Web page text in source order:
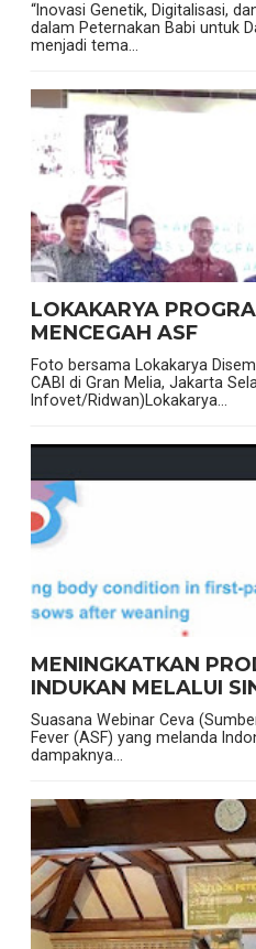
“Inovasi Genetik, Digitalisasi,
dalam Peternakan Babi untuk
menjadi tema...
LOKAKARYA
MENCEGAH ASF
Foto bersama Lokakarya
CABI di Gran Melia, Jakarta
Infovet/Ridwan)Lokakarya...
MENINGKATKAN
INDUKAN MELALUI
Suasana Webinar Ceva
Fever (ASF) yang melanda
dampaknya...